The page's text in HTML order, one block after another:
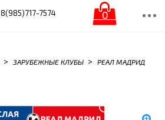
8(985)717-7574 0
> ЗАРУБЕЖНЫЕ КЛУБЫ > РЕАЛ МАДРИД